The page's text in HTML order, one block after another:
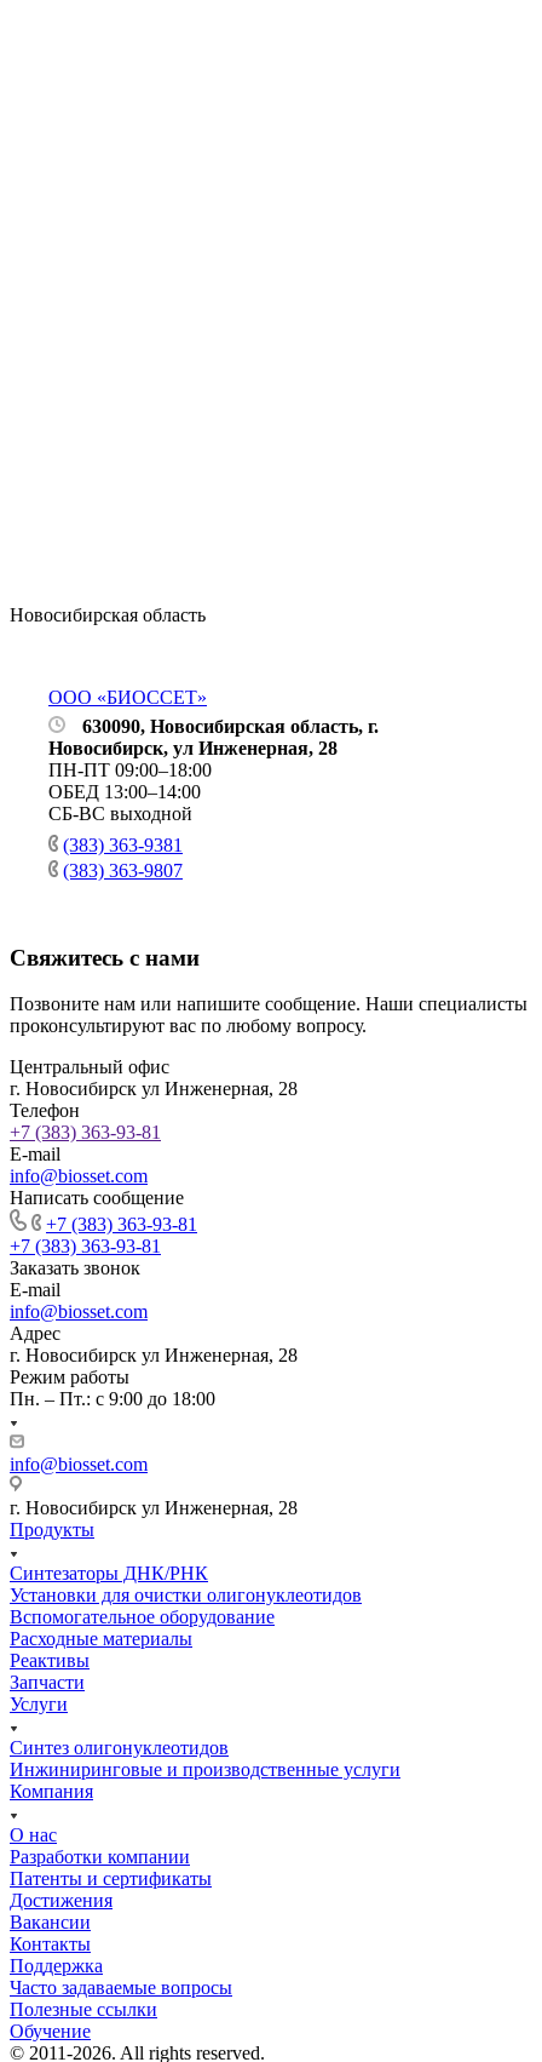
Новосибирская область
ООО «БИОССЕТ»
630090, Новосибирская область, г.
Новосибирск, ул Инженерная, 28
ПН-ПТ 09:00–18:00
ОБЕД 13:00–14:00
СБ-ВС выходной
(383) 363-9381
(383) 363-9807
Свяжитесь с нами
Позвоните нам или напишите сообщение. Наши специалисты
проконсультируют вас по любому вопросу.
Центральный офис
г. Новосибирск ул Инженерная, 28
Телефон
+7 (383) 363-93-81
E-mail
info@biosset.com
Написать сообщение
+7 (383) 363-93-81
+7 (383) 363-93-81
Заказать звонок
E-mail
info@biosset.com
Адрес
г. Новосибирск ул Инженерная, 28
Режим работы
Пн. – Пт.: с 9:00 до 18:00
info@biosset.com
г. Новосибирск ул Инженерная, 28
Продукты
Синтезаторы ДНК/РНК
Установки для очистки олигонуклеотидов
Вспомогательное оборудование
Расходные материалы
Реактивы
Запчасти
Услуги
Синтез олигонуклеотидов
Инжиниринговые и производственные услуги
Компания
О нас
Разработки компании
Патенты и сертификаты
Достижения
Вакансии
Контакты
Поддержка
Часто задаваемые вопросы
Полезные ссылки
Обучение
© 2011-2026. All rights reserved.